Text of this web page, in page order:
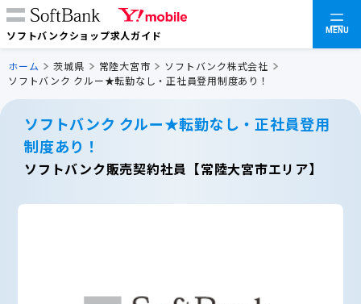
ソフトバンクショップ求人ガイド MENU
ホーム 茨城県 常陸大宮市
ソフトバンク株式会社
ソフトバンク クルー★転勤なし・正社員登用制度あり！
ソフトバンク クルー★転勤なし・正社員登用
制度あり！
ソフトバンク販売契約社員【常陸大宮市エリア】